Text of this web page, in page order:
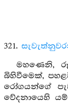
321. සැවැත්නුවර:
මහණෙනි,
බිහිවීමෙක්,
රෝගයන්ගේ
වේදනායෙහි